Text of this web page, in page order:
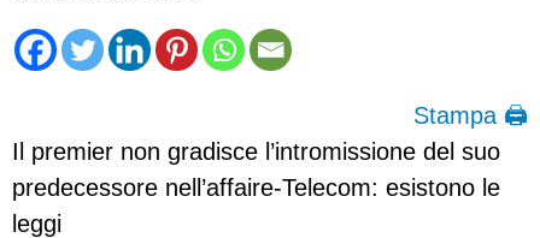
Stampa 🖨
Il premier non gradisce l’intromissione del suo
predecessore nell’affaire-Telecom: esistono le
leggi